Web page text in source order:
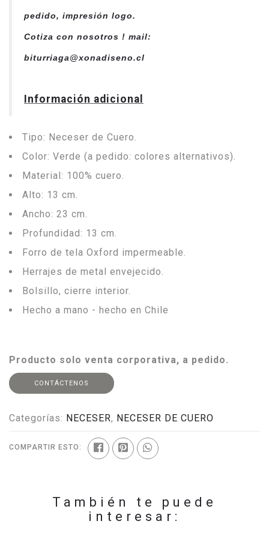
pedido, impresión logo.
Cotiza con nosotros ! mail:
biturriaga@xonadiseno.cl
Información adicional
Tipo: Neceser de Cuero.
Color: Verde (a pedido: colores alternativos).
Material: 100% cuero.
Alto: 13 cm.
Ancho: 23 cm.
Profundidad: 13 cm.
Forro de tela Oxford impermeable.
Herrajes de metal envejecido.
Bolsillo, cierre interior.
Hecho a mano - hecho en Chile
Producto solo venta corporativa, a pedido.
CONTÁCTENOS
Categorías: NECESER, NECESER DE CUERO
COMPARTIR ESTO:
También te puede
interesar: